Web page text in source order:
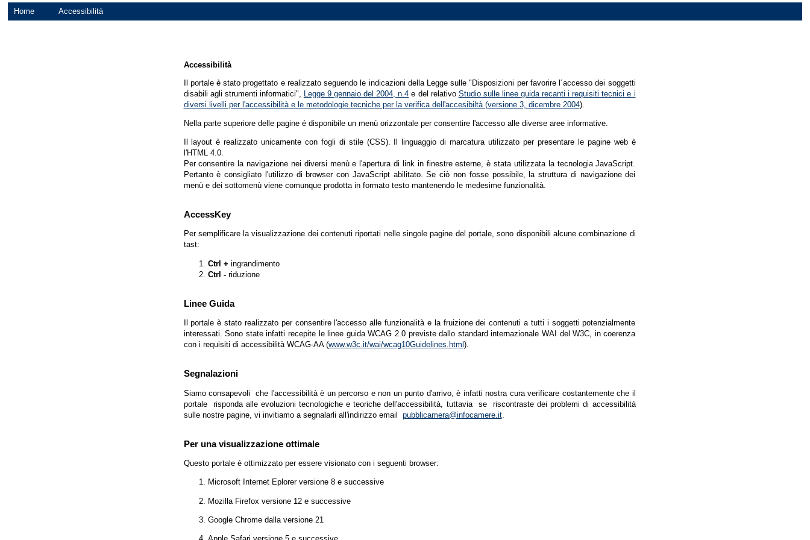
Home Accessibilità
Accessibilità
Il portale è stato progettato e realizzato seguendo le indicazioni della Legge sulle "Disposizioni per favorire l´accesso dei soggetti
disabili agli strumenti informatici", Legge 9 gennaio del 2004, n.4 e del relativo Studio sulle linee guida recanti i requisiti tecnici e i
diversi livelli per l'accessibilità e le metodologie tecniche per la verifica dell'accesibiltà (versione 3, dicembre 2004).
Nella parte superiore delle pagine é disponibile un menù orizzontale per consentire l'accesso alle diverse aree informative.
Il layout è realizzato unicamente con fogli di stile (CSS). Il linguaggio di marcatura utilizzato per presentare le pagine web è
l'HTML 4.0.
Per consentire la navigazione nei diversi menù e l'apertura di link in finestre esterne, è stata utilizzata la tecnologia JavaScript.
Pertanto è consigliato l'utilizzo di browser con JavaScript abilitato. Se ciò non fosse possibile, la struttura di navigazione dei
menù e dei sottomenù viene comunque prodotta in formato testo mantenendo le medesime funzionalità.
AccessKey
Per semplificare la visualizzazione dei contenuti riportati nelle singole pagine del portale, sono disponibili alcune combinazione di
tast:
Ctrl + ingrandimento
Ctrl -riduzione
Linee Guida
Il portale è stato realizzato per consentire l'accesso alle funzionalità e la fruizione dei contenuti a tutti i soggetti potenzialmente
interessati. Sono state infatti recepite le linee guida WCAG 2.0 previste dallo standard internazionale WAI del W3C, in coerenza
con i requisiti di accessibilità WCAG-AA (www.w3c.it/wai/wcag10Guidelines.html ).
Segnalazioni
Siamo consapevoli che l'accessibilità è un percorso e non un punto d'arrivo, è infatti nostra cura verificare costantemente che il
portale risponda alle evoluzioni tecnologiche e teoriche dell'accessibilità, tuttavia se riscontraste dei problemi di accessibilità
sulle nostre pagine, vi invitiamo a segnalarli all'indirizzo email pubblicamera@infocamere.it.
Per una visualizzazione ottimale
Questo portale è ottimizzato per essere visionato con i seguenti browser:
Microsoft Internet Eplorer versione 8 e successive
Mozilla Firefox versione 12 e successive
Google Chrome dalla versione 21